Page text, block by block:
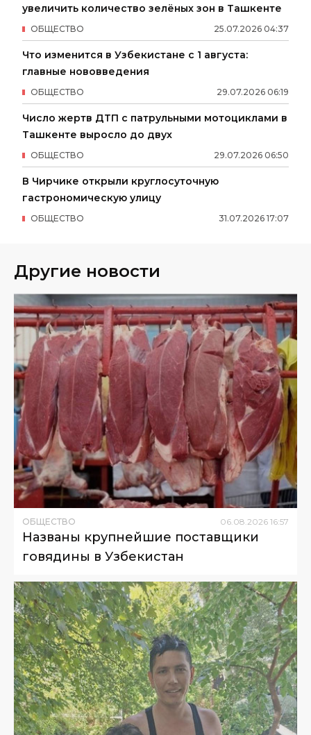
увеличить количество зелёных зон в Ташкенте
25.07.2026 04:37
ОБЩЕСТВО
Что изменится в Узбекистане с 1 августа:
главные нововведения
29.07.2026 06:19
ОБЩЕСТВО
Число жертв ДТП с патрульными мотоциклами в
Ташкенте выросло до двух
29.07.2026 06:50
ОБЩЕСТВО
В Чирчике открыли круглосуточную
гастрономическую улицу
31.07.2026 17:07
ОБЩЕСТВО
Другие новости
ОБЩЕСТВО 06 08 2026 16:57
Названы крупнейшие поставщики
говядины в Узбекистан